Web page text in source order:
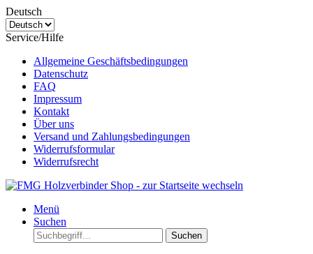
Deutsch
Service/Hilfe
Allgemeine Geschäftsbedingungen
Datenschutz
FAQ
Impressum
Kontakt
Über uns
Versand und Zahlungsbedingungen
Widerrufsformular
Widerrufsrecht
Menü
Suchen
Suchen